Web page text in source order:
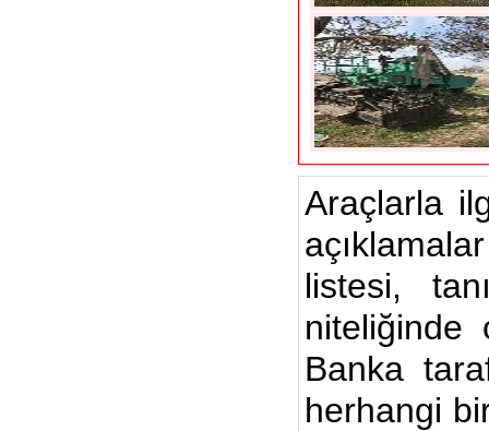
Araçlarla
listesi,
niteliğinde
Banka
herhangi